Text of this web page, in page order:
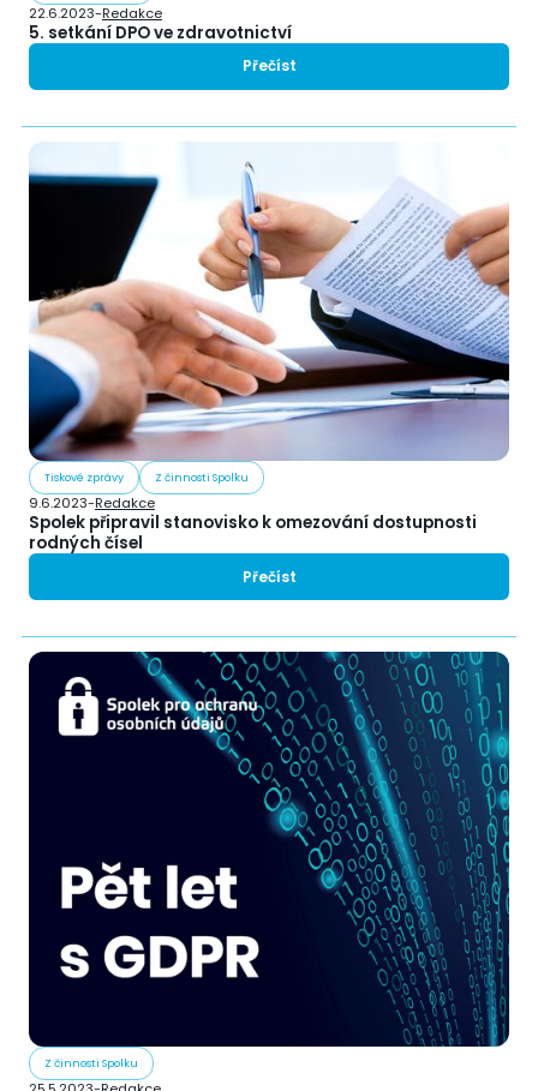
22.6.2023-Redakce
5. setkání DPO ve zdravotnictví
Přečíst
Tiskové zprávy Z činnosti Spolku
9.6.2023-Redakce
Spolek připravil stanovisko k omezování dostupnosti
rodných čísel
Přečíst
Z činnosti Spolku